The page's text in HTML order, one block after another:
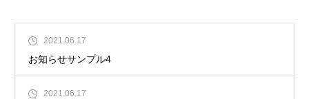
2021.06.17
お知らせサンプル4
2021.06.17